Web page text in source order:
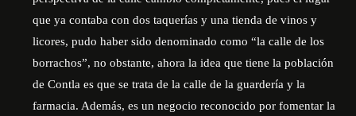
que ya contaba con dos taquerías y una tienda de vinos y
licores, pudo haber sido denominado como “la calle de los
borrachos”, no obstante, ahora la idea que tiene la población
de Contla es que se trata de la calle de la guardería y la
farmacia. Además, es un negocio reconocido por fomentar la